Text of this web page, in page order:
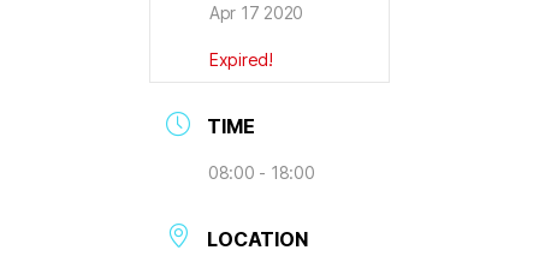
Apr 17 2020
Expired!
TIME
08:00 - 18:00
LOCATION